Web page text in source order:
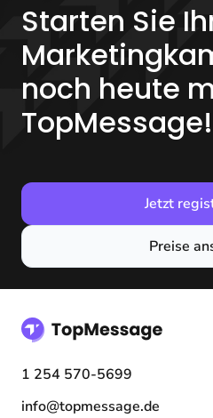
Starten Sie
noch heute
TopMessage!
Jetzt
Preise
1 254 570-5699
info@topmessage.de